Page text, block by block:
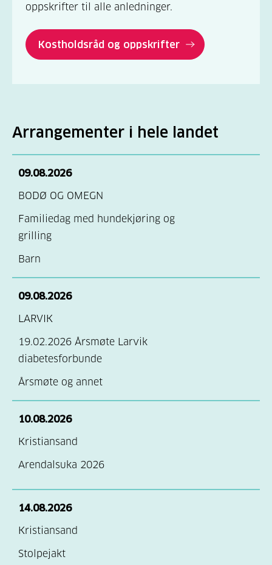
oppskrifter til alle anledninger.
Kostholdsråd og oppskrifter
Arrangementer i hele landet
09.08.2026
BODØ OG OMEGN
Familiedag med hundekjøring og
grilling
Barn
09.08.2026
LARVIK
19.02.2026 Årsmøte Larvik
diabetesforbunde
Årsmøte og annet
10.08.2026
Kristiansand
Arendalsuka 2026
14.08.2026
Kristiansand
Stolpejakt